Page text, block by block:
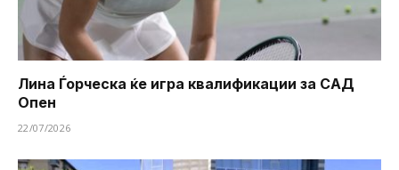
Лина Ѓорческа ќе игра квалификации за САД
Опен
22/07/2026